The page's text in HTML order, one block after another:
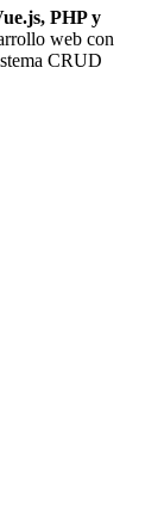
PHP y
web con
CRUD